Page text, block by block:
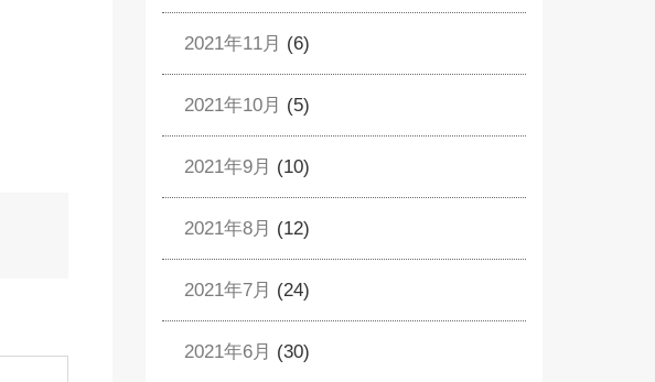
2021年11月 (6)
2021年10月 (5)
2021年9月 (10)
2021年8月 (12)
2021年7月 (24)
2021年6月 (30)